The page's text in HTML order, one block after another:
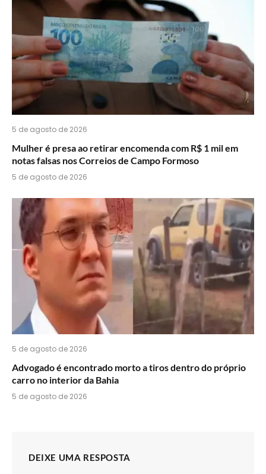
5 de agosto de 2026
Mulher é presa ao retirar encomenda com R$ 1 mil em
notas falsas nos Correios de Campo Formoso
5 de agosto de 2026
5 de agosto de 2026
Advogado é encontrado morto a tiros dentro do próprio
carro no interior da Bahia
5 de agosto de 2026
DEIXE UMA RESPOSTA